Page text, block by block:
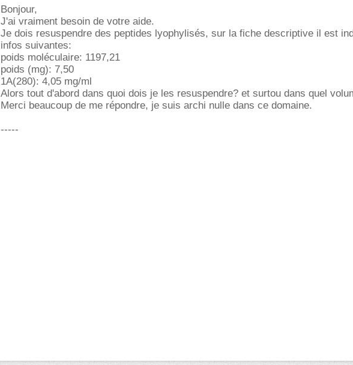
Bonjour,
J'ai vraiment besoin de votre aide.
Je dois resuspendre des peptides lyophylisés, sur la fiche descriptive il est
infos suivantes:
poids moléculaire: 1197,21
poids (mg): 7,50
1A(280): 4,05 mg/ml
Alors tout d'abord dans quoi dois je les resuspendre? et surtou dans quel
Merci beaucoup de me répondre, je suis archi nulle dans ce domaine.
-----